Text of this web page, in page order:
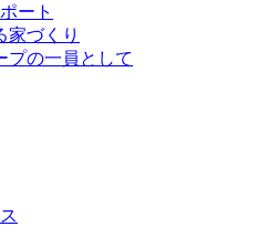
ート
家づくり
プの一員として